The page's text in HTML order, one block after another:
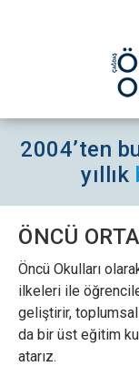
2004’ten
yıllık
ÖNCÜ
Öncü Okulları
ilkeleri ile
geliştirir, toplumsal
da bir üst eğitim
atarız.